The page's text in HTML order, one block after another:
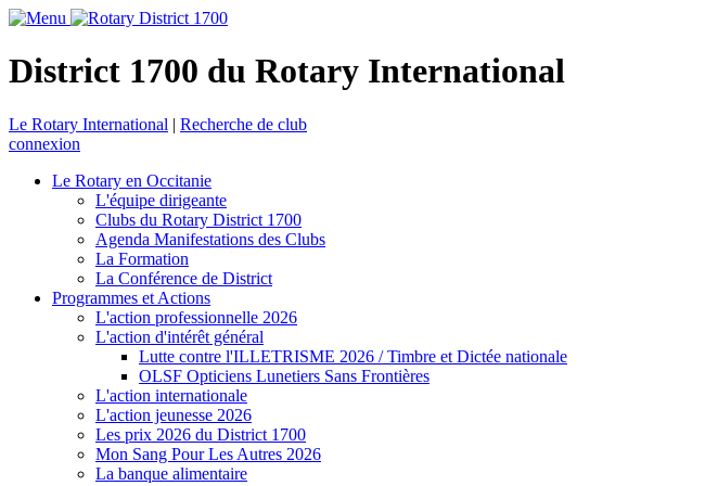
District 1700 du Rotary International
Le Rotary International | Recherche de club
connexion
Le Rotary en Occitanie
L'équipe dirigeante
Clubs du Rotary District 1700
Agenda Manifestations des Clubs
La Formation
La Conférence de District
Programmes et Actions
L'action professionnelle 2026
L'action d'intérêt général
Lutte contre l'ILLETRISME 2026 / Timbre et Dictée nationale
OLSF Opticiens Lunetiers Sans Frontières
L'action internationale
L'action jeunesse 2026
Les prix 2026 du District 1700
Mon Sang Pour Les Autres 2026
La banque alimentaire